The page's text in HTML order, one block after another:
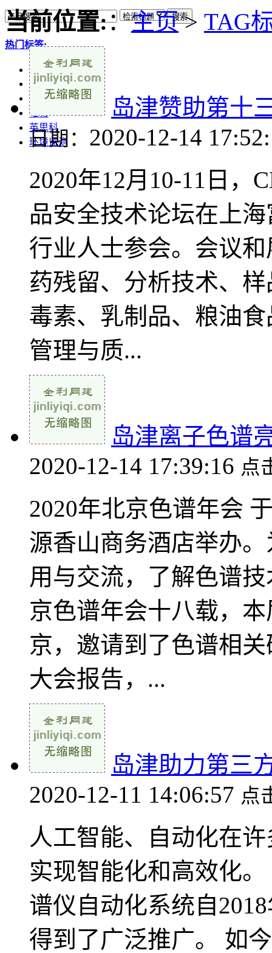
搜索
热门标签:
ZwickRoell
实验室仪器
实验室分析仪器
哈希
英思科
环境监测
当前位置:：主页> TAG
岛津赞助第十
日期： 2020-12-14
2020年12月10-11日，
品安全技术论坛在上
行业人士参会。会议
药残留、分析技术、
毒素、乳制品、粮油
管理与质...
岛津离子色谱
2020-12-14 17:39:16 点
2020年北京色谱年会
源香山商务酒店举办
用与交流，了解色谱
京色谱年会十八载，
京，邀请到了色谱相
大会报告，...
岛津助力第三
2020-12-11 14:06:57 点
人工智能、自动化在
实现智能化和高效化
谱仪自动化系统自
得到了广泛推广。 如